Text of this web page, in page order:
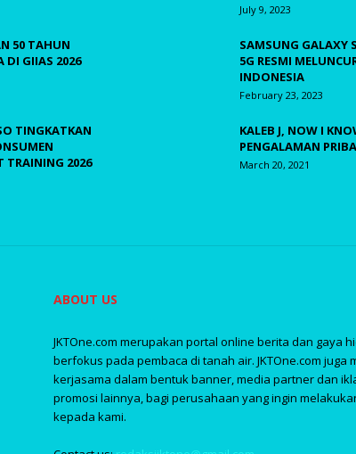
50 TAHUN
DI GIIAS 2026
TINGKATKAN
TRAINING 2026
July 9, 2023
SAMSUNG GALAXY
5G RESMI
INDONESIA
February 23, 2023
KALEB J, NOW I
PENGALAMAN
March 20, 2021
ABOUT US
JKTOne.com merupakan portal online berita dan gaya
berfokus pada pembaca di tanah air. JKTOne.com juga
kerjasama dalam bentuk banner, media partner dan
promosi lainnya, bagi perusahaan yang ingin
kepada kami.